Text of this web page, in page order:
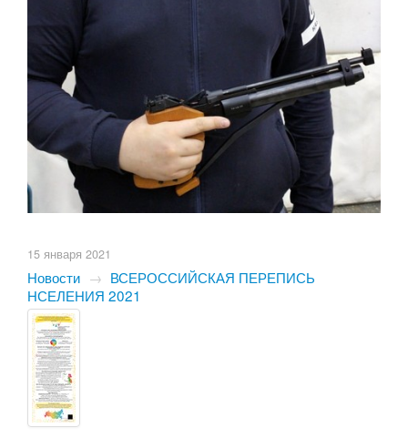
15 января 2021
Новости → ВСЕРОССИЙСКАЯ ПЕРЕПИСЬ
НСЕЛЕНИЯ 2021